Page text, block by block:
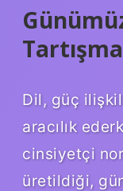
Dil, güç
aracılık
cinsiyetçi
üretildiği,